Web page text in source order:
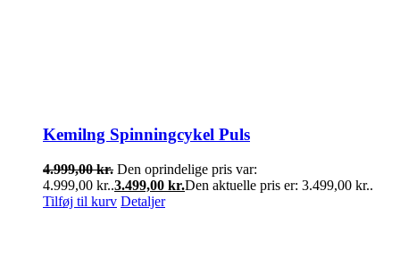
Kemilng Spinningcykel Puls
4.999,00kr. Den oprindelige pris var:
4.999,00 kr..3.499,00 kr.Den aktuelle pris er: 3.499,00 kr..
Tilføj til kurv Detaljer